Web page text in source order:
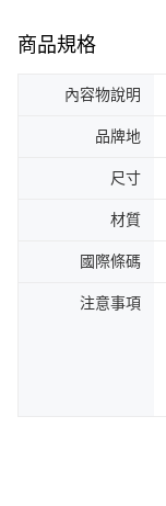
商品規格
內容物說明
品牌地
尺寸
材質
國際條碼
注意事項